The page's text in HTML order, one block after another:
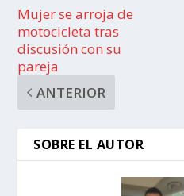
Mujer se arroja de
motocicleta tras
discusión con su
pareja
ANTERIOR
SOBRE EL AUTOR